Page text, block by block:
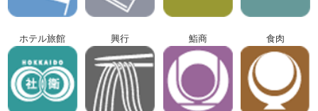
ホテル旅館 興行 鮨商 食肉